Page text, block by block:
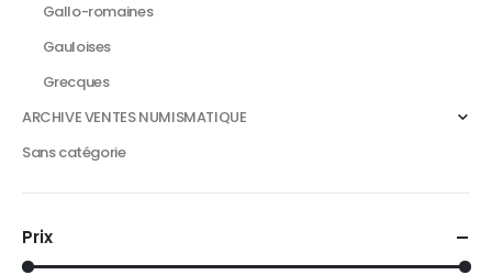
Gallo-romaines
Gauloises
Grecques
ARCHIVE VENTES NUMISMATIQUE
Sans catégorie
Prix